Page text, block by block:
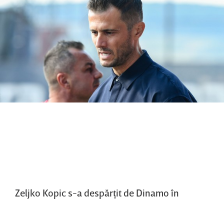
Zeljko Kopic s-a despărţit de Dinamo în